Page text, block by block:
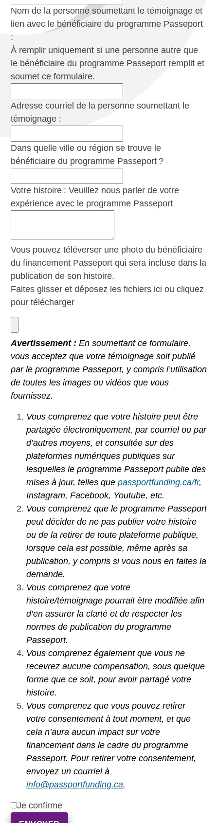
Nom de la personne soumettant le témoignage et
lien avec le bénéficiaire du programme Passeport
:
À remplir uniquement si une personne autre que
le bénéficiaire du programme Passeport remplit et
soumet ce formulaire.
Adresse courriel de la personne soumettant le
témoignage :
Dans quelle ville ou région se trouve le
bénéficiaire du programme Passeport ?
Votre histoire : Veuillez nous parler de votre
expérience avec le programme Passeport
Vous pouvez téléverser une photo du bénéficiaire
du financement Passeport qui sera incluse dans la
publication de son histoire.
Faites glisser et déposez les fichiers ici ou cliquez
pour télécharger
Avertissement : En soumettant ce formulaire,
vous acceptez que votre témoignage soit publié
par le programme Passeport, y compris l’utilisation
de toutes les images ou vidéos que vous
fournissez.
Vous comprenez que votre histoire peut être
partagée électroniquement, par courriel ou par
d’autres moyens, et consultée sur des
plateformes numériques publiques sur
lesquelles le programme Passeport publie des
mises à jour, telles quepassportfunding.ca/fr,
Instagram, Facebook, Youtube, etc.
Vous comprenez que le programme Passeport
peut décider de ne pas publier votre histoire
ou de la retirer de toute plateforme publique,
lorsque cela est possible, même après sa
publication, y compris si vous nous en faites la
demande.
Vous comprenez que votre
histoire/témoignage pourrait être modifiée afin
d’en assurer la clarté et de respecter les
normes de publication du programme
Passeport.
Vous comprenez également que vous ne
recevrez aucune compensation, sous quelque
forme que ce soit, pour avoir partagé votre
histoire.
Vous comprenez que vous pouvez retirer
votre consentement à tout moment, et que
cela n’aura aucun impact sur votre
financement dans le cadre du programme
Passeport. Pour retirer votre consentement,
envoyez un courriel à
info@passportfunding.ca.
Je confirme